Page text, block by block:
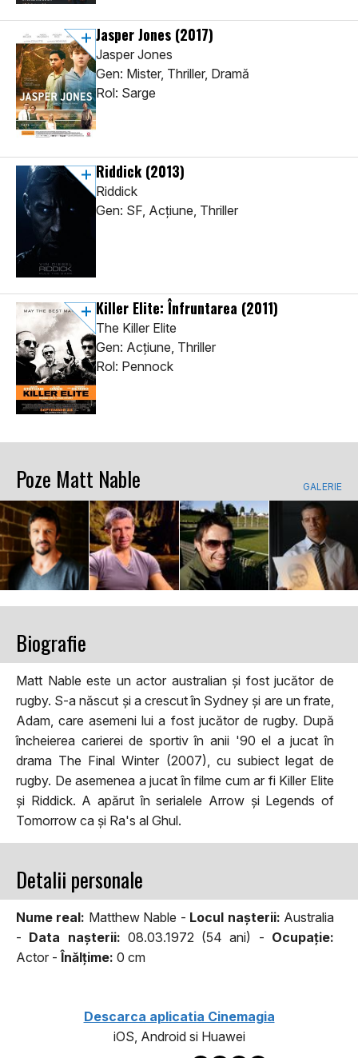
Jasper Jones (2017)
Jasper Jones
Gen: Mister, Thriller, Dramă
Rol: Sarge
Riddick (2013)
Riddick
Gen: SF, Acţiune, Thriller
Killer Elite: Înfruntarea (2011)
The Killer Elite
Gen: Acţiune, Thriller
Rol: Pennock
Poze Matt Nable GALERIE
Biografie
Matt Nable este un actor australian și fost jucător de
rugby. S-a născut și a crescut în Sydney și are un frate,
Adam, care asemeni lui a fost jucător de rugby. După
încheierea carierei de sportiv în anii '90 el a jucat în
drama The Final Winter (2007), cu subiect legat de
rugby. De asemenea a jucat în filme cum ar fi Killer Elite
și Riddick. A apărut în serialele Arrow și Legends of
Tomorrow ca și Ra's al Ghul.
Detalii personale
Nume real: Matthew Nable - Locul naşterii: Australia
- Data naşterii: 08.03.1972 (54 ani) - Ocupaţie:
Actor -Înălţime: 0 cm
Descarca aplicatia Cinemagia
iOS, Android si Huawei